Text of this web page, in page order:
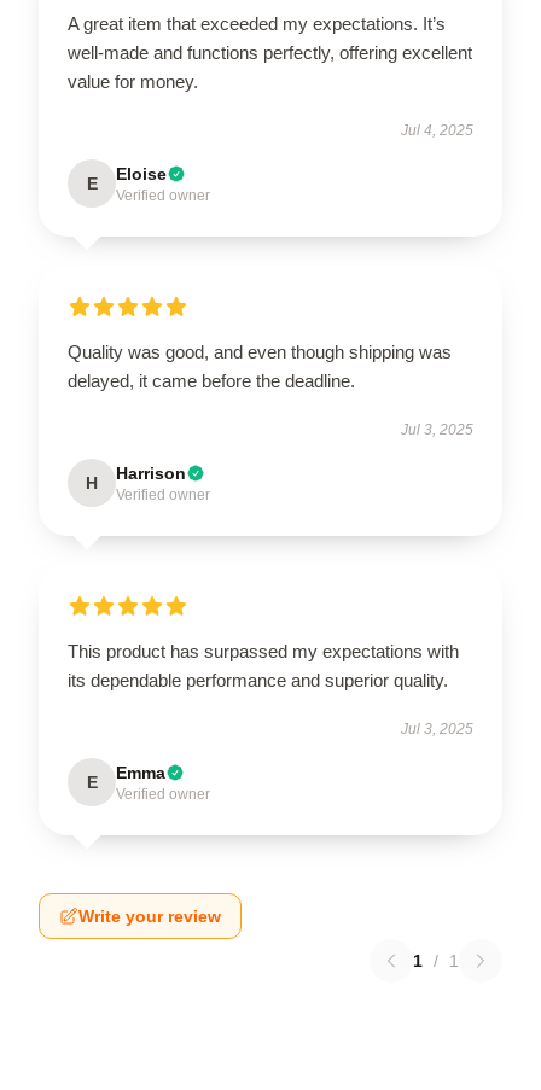
A great item that exceeded my expectations. It’s
well-made and functions perfectly, offering excellent
value for money.
Jul 4, 2025
E Eloise
Verified owner
Quality was good, and even though shipping was
delayed, it came before the deadline.
Jul 3, 2025
H Harrison
Verified owner
This product has surpassed my expectations with
its dependable performance and superior quality.
Jul 3, 2025
E Emma
Verified owner
Write your review
1 / 1